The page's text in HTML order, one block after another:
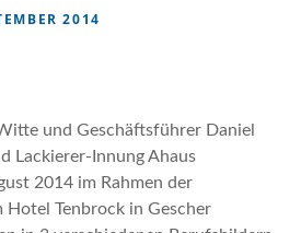
2014
und Geschäftsführer Daniel
Lackierer-Innung Ahaus
2014 im Rahmen der
Hotel Tenbrock in Gescher